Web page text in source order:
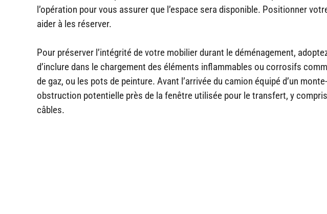
l’opération pour vous assurer que l’espace sera disponible. Positionner
aider à les réserver.
Pour préserver l’intégrité de votre mobilier durant le déménagement,
d’inclure dans le chargement des éléments inflammables ou corrosifs
de gaz, ou les pots de peinture. Avant l’arrivée du camion équipé d’un
obstruction potentielle près de la fenêtre utilisée pour le transfert, y
câbles.